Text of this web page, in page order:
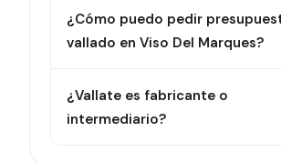
¿Cómo puedo pedir
vallado en Viso Del Marques?
¿Vallate es fabricante o
intermediario?